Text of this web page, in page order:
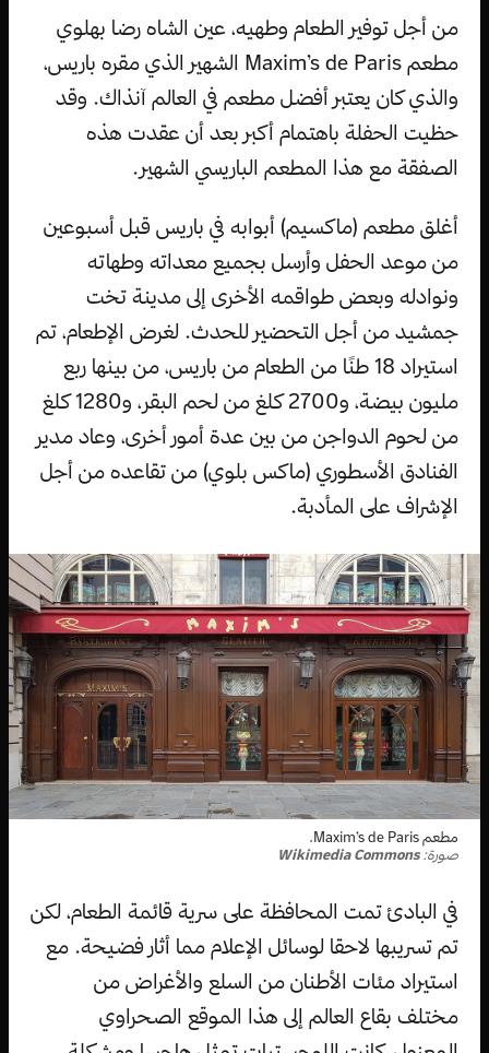
من أجل توفير الطعام وطهيه، عين الشاه رضا بهلوي
مطعم Maxim’s de Paris الشهير الذي مقره باريس،
والذي كان يعتبر أفضل مطعم في العالم آنذاك. وقد
حظيت الحفلة باهتمام أكبر بعد أن عقدت هذه
الصفقة مع هذا المطعم الباريسي الشهير.
أغلق مطعم (ماكسيم) أبوابه في باريس قبل أسبوعين
من موعد الحفل وأرسل بجميع معداته وطهاته
ونوادله وبعض طواقمه الأخرى إلى مدينة تخت
جمشيد من أجل التحضير للحدث. لغرض الإطعام، تم
استيراد 18 طنًا من الطعام من باريس، من بينها ربع
مليون بيضة، و2700 كلغ من لحم البقر، و1280 كلغ
من لحوم الدواجن من بين عدة أمور أخرى، وعاد مدير
الفنادق الأسطوري (ماكس بلوي) من تقاعده من أجل
الإشراف على المأدبة.
مطعم Maxim’s de Paris.
صورة:Wikimedia Commons
في البادئ تمت المحافظة على سرية قائمة الطعام، لكن
تم تسريبها لاحقا لوسائل الإعلام مما أثار فضيحة. مع
استيراد مئات الأطنان من السلع والأغراض من
مختلف بقاع العالم إلى هذا الموقع الصحراوي